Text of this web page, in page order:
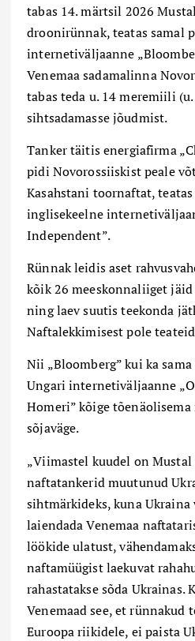
tabas 14. märtsil 2026
droonirünnak, teatas samal
internetiväljaanne
Venemaa sadamalinna
tabas teda u. 14 meremiili
sihtsadamasse jõudmist.
Tanker täitis energiafirma
pidi Novorossiiskist peale
Kasahstani toornaftat,
inglisekeelne
Independent”.
Rünnak leidis aset
kõik 26 meeskonnaliiget
ning laev suutis teekonda
Naftalekkimisest pole
Nii „Bloomberg” kui ka
Ungari internetiväljaanne
Homeri” kõige
sõjaväge.
„Viimastel kuudel on Mustal
naftatankerid muutunud
sihtmärkideks, kuna Ukraina
laiendada Venemaa
löökide ulatust,
naftamüügist laekuvat
rahastatakse sõda Ukrainas.
Venemaad see, et rünnakud
Euroopa riikidele, ei paista